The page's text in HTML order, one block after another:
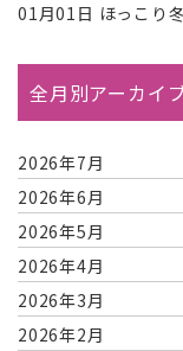
01月01日 ほっこり
全月別アーカイ
2026年7月
2026年6月
2026年5月
2026年4月
2026年3月
2026年2月